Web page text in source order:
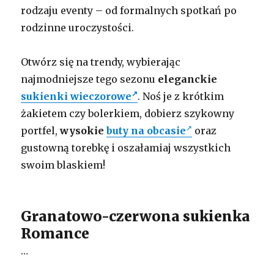
rodzaju eventy – od formalnych spotkań po
rodzinne uroczystości.
Otwórz się na trendy, wybierając
najmodniejsze tego sezonu eleganckie
sukienki wieczorowe . Noś je z krótkim
żakietem czy bolerkiem, dobierz szykowny
portfel,wysokiebuty na obcasie
oraz
gustowną torebkę i oszałamiaj wszystkich
swoim blaskiem!
Granatowo-czerwona sukienka
Romance
…